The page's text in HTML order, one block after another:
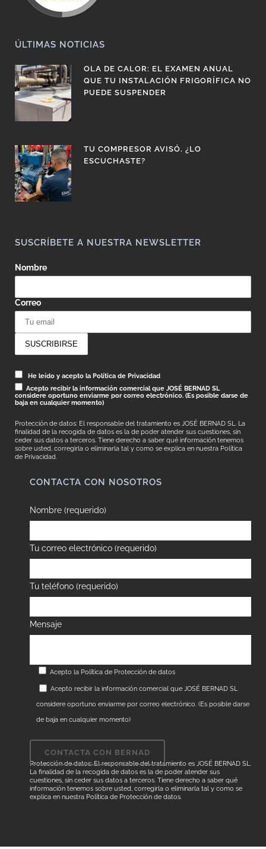
ÚLTIMAS NOTICIAS
OLA DE CALOR: EL EXAMEN ANUAL
QUE TU INSTALACIÓN FRIGORÍFICA NO
PUEDE SUSPENDER
TU COMPRESOR AVISÓ. ¿LO
ESCUCHASTE?
SUSCRÍBETE A NUESTRA NEWSLETTER
Nombre
Correo
He leído y acepto la Política de Privacidad
Acepto recibir la información comercial que JOSÉ BERNAD SL
considere oportuno enviarme por correo electrónico. (Es posible darse de
baja en cualquier momento)
Protección de datos: El responsable del tratamiento es JOSÉ BERNAD SL. La
finalidad de la recogida de datos es la de poder atender sus cuestiones, sin
ceder sus datos a terceros. Tiene derecho a saber qué información tenemos
sobre usted, corregirla o eliminarla tal y como se explica en nuestra Política
de Privacidad.
CONTACTA CON NOSOTROS
Nombre (requerido)
Tu correo electrónico (requerido)
Tu teléfono (requerido)
Mensaje
Acepto la Política de Protección de datos
Acepto recibir la información comercial que JOSÉ BERNAD SL
considere oportuno enviarme por correo electrónico. (Es posible darse
de baja en cualquier momento)
Protección de datos: El responsable del tratamiento es JOSÉ BERNAD SL.
La finalidad de la recogida de datos es la de poder atender sus
cuestiones, sin ceder sus datos a terceros. Tiene derecho a saber qué
información tenemos sobre usted, corregirla o eliminarla tal y como se
explica en nuestra Política de Protección de datos